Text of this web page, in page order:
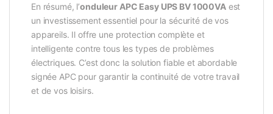
En résumé, l’onduleur APC Easy UPS BV 1000VAest
un investissement essentiel pour la sécurité de vos
appareils. Il offre une protection complète et
intelligente contre tous les types de problèmes
électriques. C’est donc la solution fiable et abordable
signée APC pour garantir la continuité de votre travail
et de vos loisirs.